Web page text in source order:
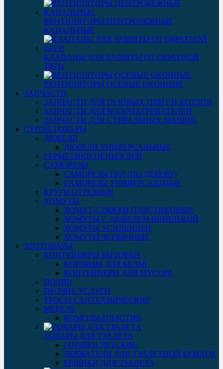
ВЕНТИЛЯТОРЫ ЦЕНТРОБЕЖНЫЕ
КАНАЛЬНЫЕ
КЛАПАНЫ ДЛЯ ЗАЩИТЫ ОТ ОБРАТНОЙ
ТЯГИ
ВЕНТИЛЯТОРЫ ОСЕВЫЕ ОКОННЫЕ
ЗАПЧАСТИ
ЗАПЧАСТИ ДЛЯ ГАЗОВЫХ ПЛИТ И КОТЛОВ
ЗАПЧАСТИ ДЛЯ ВОДОНАГРЕВАТЕЛЕЙ
ЗАПЧАСТИ ДЛЯ СТИРАЛЬНЫХ МАШИН
СТРОЙ-ТОВАРЫ
ДЮБЕЛИ
ДЮБЕЛИ УНИВЕРСАЛЬНЫЕ
ГЕРМЕТИКИ ПЕНЫ КЛЕЙ
САМОРЕЗЫ
САМОРЕЗЫ ГКД (ПО ДЕРЕВУ)
САМОРЕЗЫ УНИВЕРСАЛЬНЫЕ
КРУГИ ОТРЕЗНЫЕ
ХОМУТЫ
ХОМУТ-СТЯЖКИ ПЛАСТИКОВЫЕ
ХОМУТЫ С ДЮБЕЛЕМ ШПИЛЬКОЙ
ХОМУТЫ УСИЛЕННЫЕ
ХОМУТЫ ЧЕРВЯЧНЫЕ
ХОЗТОВАРЫ
КОНТЕЙНЕРЫ БЫТОВЫЕ
КОРЗИНЫ ДЛЯ БЕЛЬЯ
КОНТЕЙНЕРЫ ДЛЯ МУСОРА
ПОЛИВ
ПРОЧИЕ УСЛУГИ
ТРОСЫ САНТЕХНИЧЕСКИЕ
МЕБЕЛЬ
КОМОДЫ-ПЛАСТИК
ТОВАРЫ ДЛЯ ТУАЛЕТА
ГОРШКИ ДЕТСКИЕ
ДЕРЖАТЕЛИ ДЛЯ ТУАЛЕТНОЙ БУМАГИ
ЕРШИКИ ДЛЯ ТУАЛЕТА